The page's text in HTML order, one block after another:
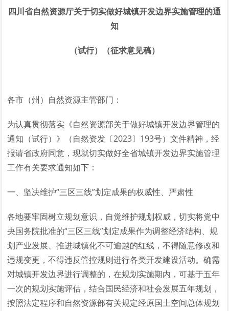
四川省自然资源厅关于切实做好城镇开发边界实施管理的通
知
（试行）（征求意见稿）
各市（州）自然资源主管部门：
为认真贯彻落实《自然资源部关于做好城镇开发边界管理的
通知（试行）》（自然资发〔2023〕193号）文件精神，经
报请省政府同意，现就切实做好全省城镇开发边界实施管理
工作有关要求通知如下：
一、坚决维护“三区三线”划定成果的权威性、严肃性
各地要牢固树立规划意识，自觉维护规划权威，切实将党中
央国务院批准的“三区三线”划定成果作为调整经济结构、规
划产业发展、推进城镇化不可逾越的红线，不得随意修改和
违规变更，不得违反管控规则进行各类开发建设活动。确需
对城镇开发边界进行调整的，在规划实施期内，可基于五年
一次的规划实施评估，结合国民经济和社会发展五年规划，
按照法定程序和自然资源部有关规定经原国土空间总体规划